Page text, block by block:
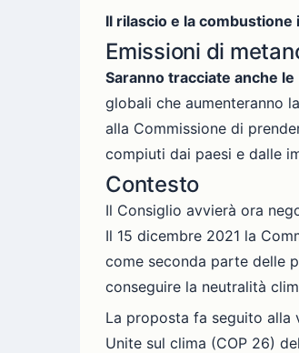
Il rilascio e la combustione
Emissioni di
Saranno tracciate anche le
globali che aumenteranno
alla Commissione di
compiuti dai paesi e dalle
Contesto
Il Consiglio avvierà ora
Il 15 dicembre 2021 la
come seconda parte delle
conseguire la neutralità
La proposta fa seguito alla
Unite sul clima (COP 26)